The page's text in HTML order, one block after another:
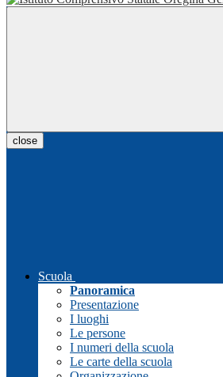
close
Scuola
Panoramica
Presentazione
I luoghi
Le persone
I numeri della scuola
Le carte della scuola